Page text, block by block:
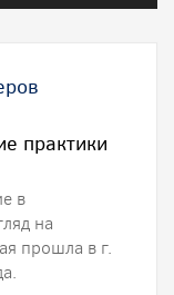
практики
в
на
прошла в г.